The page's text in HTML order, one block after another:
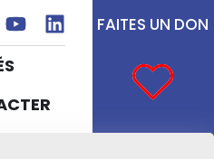
FAITES UN DON